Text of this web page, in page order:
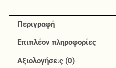
Περιγραφή
Επιπλέον πληροφορίες
Αξιολογήσεις (0)